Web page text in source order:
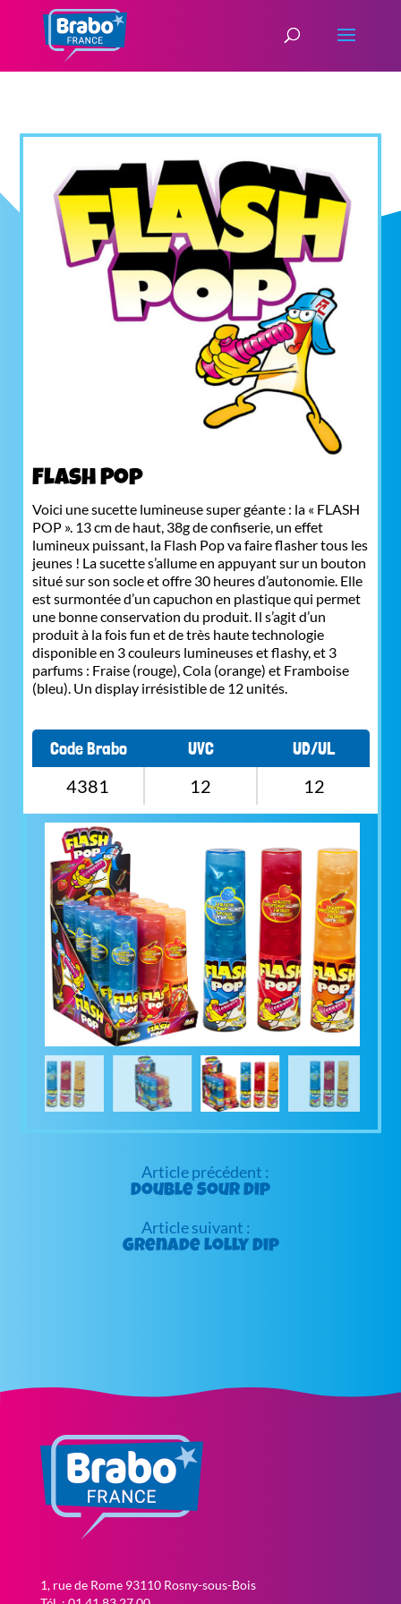
Flash Pop
Voici une sucette lumineuse super géante : la « FLASH
POP ». 13 cm de haut, 38g de confiserie, un effet
lumineux puissant, la Flash Pop va faire flasher tous les
jeunes ! La sucette s’allume en appuyant sur un bouton
situé sur son socle et offre 30 heures d’autonomie. Elle
est surmontée d’un capuchon en plastique qui permet
une bonne conservation du produit. Il s’agit d’un
produit à la fois fun et de très haute technologie
disponible en 3 couleurs lumineuses et flashy, et 3
parfums : Fraise (rouge), Cola (orange) et Framboise
(bleu). Un display irrésistible de 12 unités.
Code Brabo UVC
UD/UL
4381
12 12
Double Sour Dip
Grenade Lolly Dip
1, rue de Rome 93110 Rosny-sous-Bois